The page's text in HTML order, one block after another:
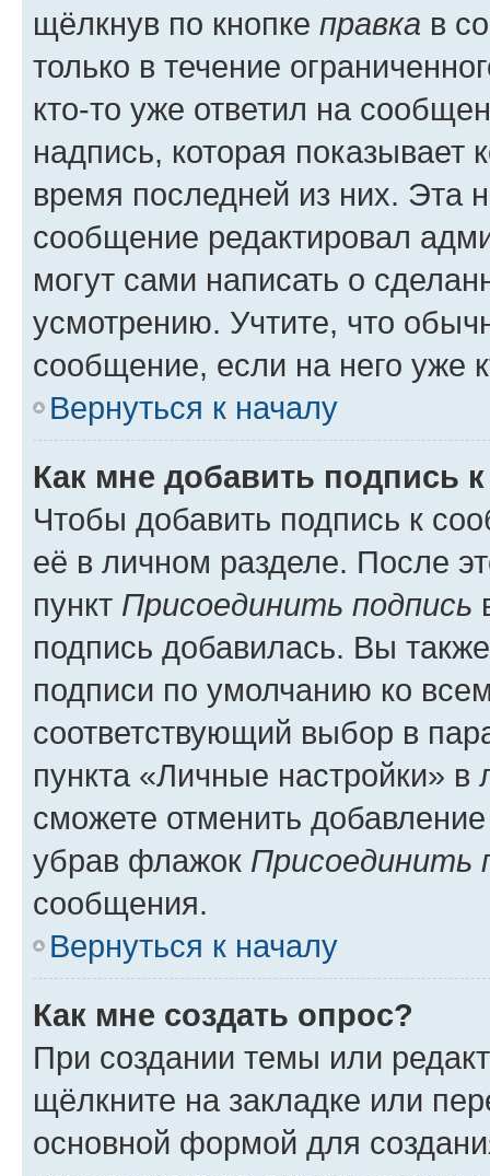
щёлкнув по кнопке правка в
только в течение
кто-то уже ответил на
надпись, которая показывает
время последней из них. Эта
сообщение редактировал
могут сами написать о
усмотрению. Учтите, что
сообщение, если на него уже
Вернуться к началу
Как мне добавить подпись
Чтобы добавить подпись к
её в личном разделе. После
пункт Присоединить подпись
подпись добавилась. Вы
подписи по умолчанию ко
соответствующий выбор в
пункта «Личные настройки»
сможете отменить
убрав флажок Присоединить
сообщения.
Вернуться к началу
Как мне создать опрос?
При создании темы или
щёлкните на закладке или
основной формой для